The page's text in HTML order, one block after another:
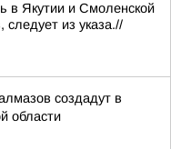
в Якутии и Смоленской
следует из указа.//
создадут в
области